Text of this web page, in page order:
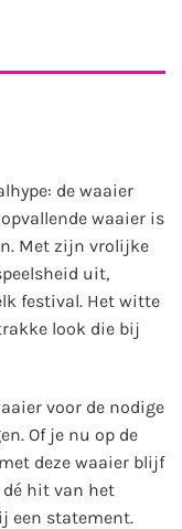
de waaier
waaier is
Met zijn vrolijke
uit,
festival. Het witte
look die bij
voor de nodige
Of je nu op de
deze waaier blijf
dé hit van het
een statement.